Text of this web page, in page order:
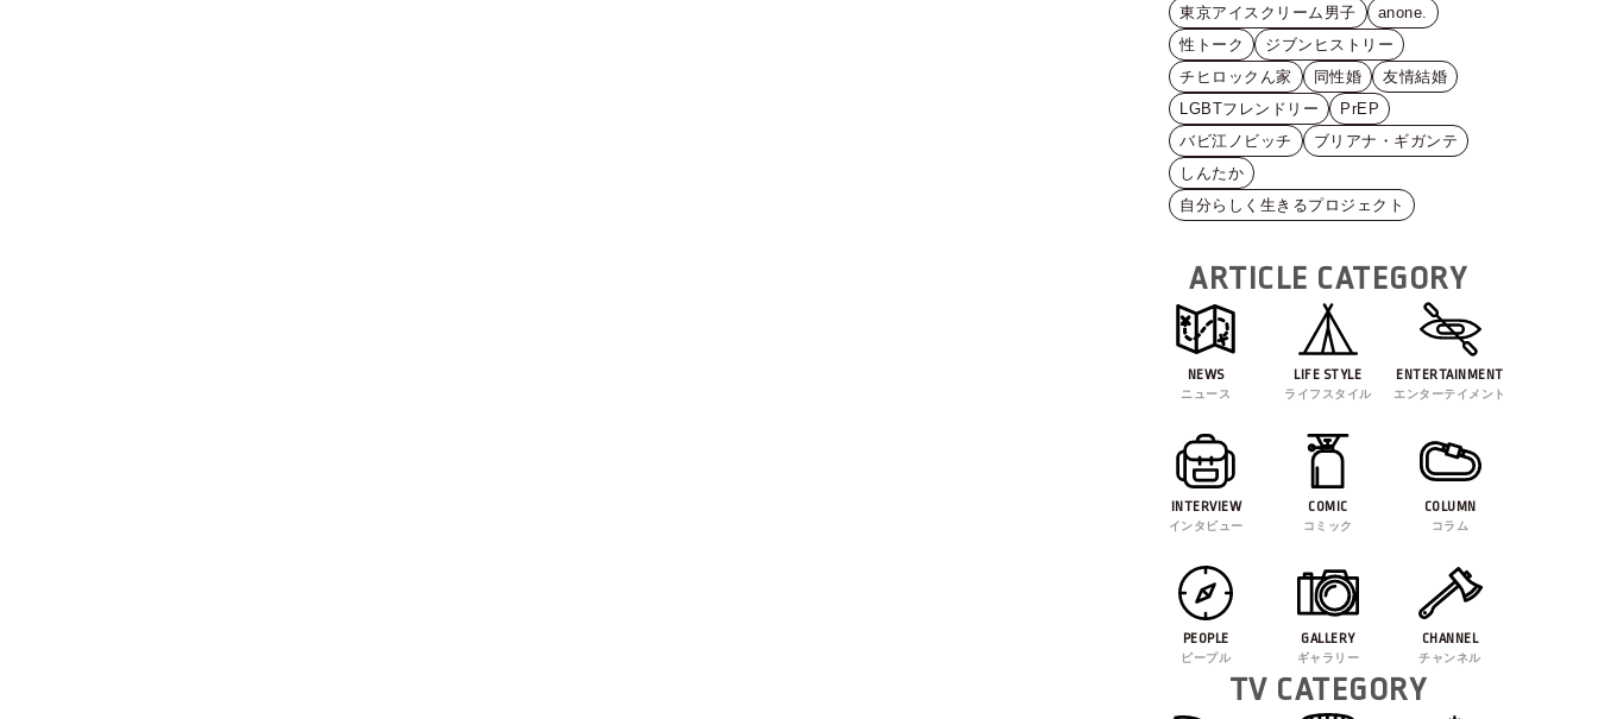
東京アイスクリーム男子
anone.
性トーク
ジブンヒストリー
チヒロックん家
同性婚
友情結婚
LGBTフレンドリー
PrEP
バビ江ノビッチ
ブリアナ・ギガンテ
しんたか
自分らしく生きるプロジェクト
ARTICLE CATEGORY
NEWS
ニュース
LIFE STYLE
ライフスタイル
ENTERTAINMENT
エンターテイメント
INTERVIEW
インタビュー
COMIC
コミック
COLUMN
コラム
PEOPLE
ピープル
GALLERY
ギャラリー
CHANNEL
チャンネル
TV CATEGORY